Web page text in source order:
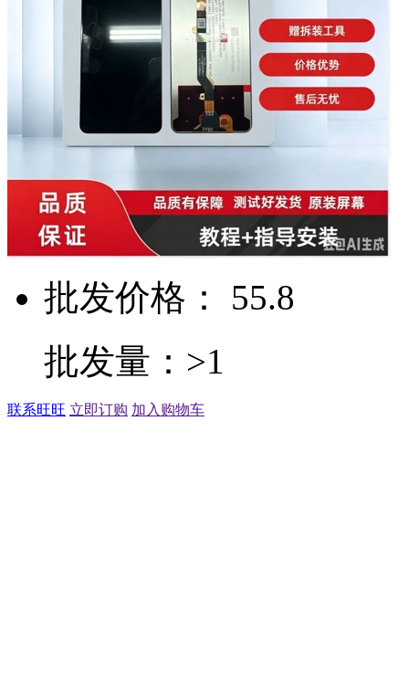
批发价格： 55.8
批发量：>1
联系旺旺 立即订购 加入购物车